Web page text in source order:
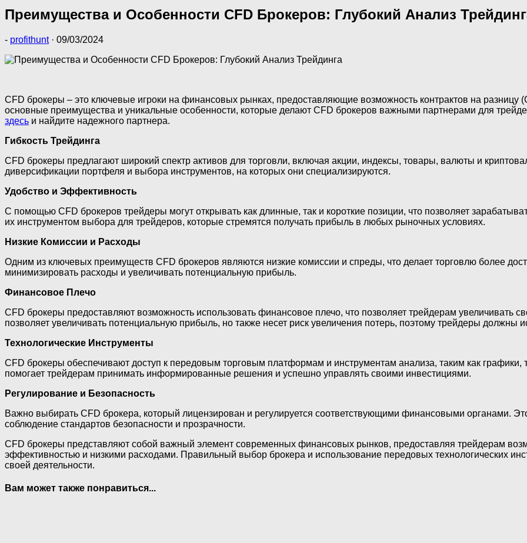
Преимущества и Особенности CFD Брокеров: Глубокий Анализ
- profithunt · 09/03/2024
CFD брокеры – это ключевые игроки на финансовых рынках, предоставляющие возможность контрактов на разницу
основные преимущества и уникальные особенности, которые делают CFD брокеров важными партнерами для
здесь и найдите надежного партнера.
Гибкость Трейдинга
CFD брокеры предлагают широкий спектр активов для торговли, включая акции, индексы, товары, валюты и
диверсификации портфеля и выбора инструментов, на которых они специализируются.
Удобство и Эффективность
С помощью CFD брокеров трейдеры могут открывать как длинные, так и короткие позиции, что позволяет
их инструментом выбора для трейдеров, которые стремятся получать прибыль в любых рыночных условиях.
Низкие Комиссии и Расходы
Одним из ключевых преимуществ CFD брокеров являются низкие комиссии и спреды, что делает торговлю более
минимизировать расходы и увеличивать потенциальную прибыль.
Финансовое Плечо
CFD брокеры предоставляют возможность использовать финансовое плечо, что позволяет трейдерам увеличивать
позволяет увеличивать потенциальную прибыль, но также несет риск увеличения потерь, поэтому трейдеры должны
Технологические Инструменты
CFD брокеры обеспечивают доступ к передовым торговым платформам и инструментам анализа, таким как графики,
помогает трейдерам принимать информированные решения и успешно управлять своими инвестициями.
Регулирование и Безопасность
Важно выбирать CFD брокера, который лицензирован и регулируется соответствующими финансовыми органами.
соблюдение стандартов безопасности и прозрачности.
CFD брокеры представляют собой важный элемент современных финансовых рынков, предоставляя трейдерам
эффективностью и низкими расходами. Правильный выбор брокера и использование передовых технологических
своей деятельности.
Вам может также понравиться...